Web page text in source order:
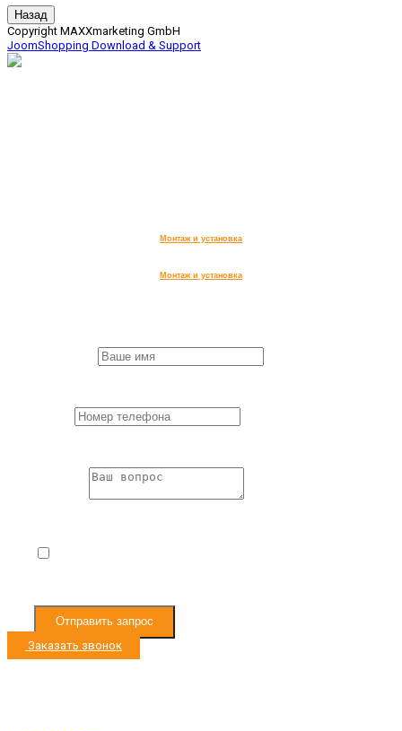
Copyright MAXXmarketing GmbH
JoomShopping Download & Support
Монтаж и установка
Монтаж и установка
Отправить запрос
Заказать звонок